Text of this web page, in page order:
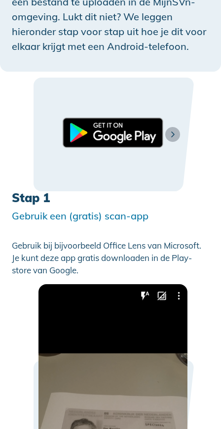
omgeving. Lukt dit niet? We leggen
hieronder stap voor stap uit hoe je dit voor
elkaar krijgt met een Android-telefoon.
Stap 1
Gebruik een (gratis) scan-app
Gebruik bij bijvoorbeeld Office Lens van Microsoft.
Je kunt deze app gratis downloaden in de Play-
store van Google.